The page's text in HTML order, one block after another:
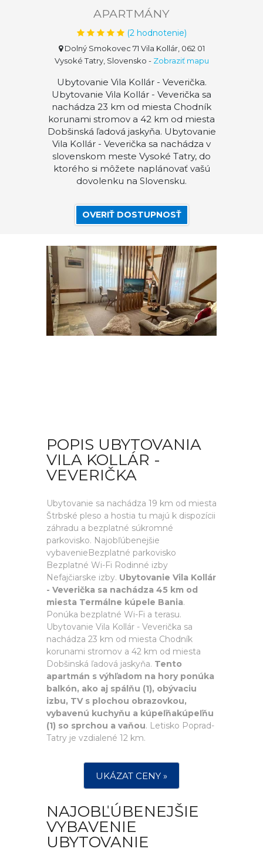
APARTMÁNY
(2hodnotenie)
Dolný Smokovec 71 Vila Kollár, 062 01
Vysoké Tatry, Slovensko - Zobraziť mapu
Ubytovanie Vila Kollár - Veverička.
Ubytovanie Vila Kollár - Veverička sa
nachádza 23 km od miesta Chodník
korunami stromov a 42 km od miesta
Dobšinská ľadová jaskyňa. Ubytovanie
Vila Kollár - Veverička sa nachádza v
slovenskom meste Vysoké Tatry, do
ktorého si môžete naplánovať vašú
dovolenku na Slovensku.
OVERIŤ DOSTUPNOSŤ
POPIS UBYTOVANIA
VILA KOLLÁR -
VEVERIČKA
Ubytovanie sa nachádza 19 km od miesta
Štrbské pleso a hostia tu majú k dispozícii
záhradu a bezplatné súkromné
parkovisko. Najobľúbenejšie
vybavenieBezplatné parkovisko
Bezplatné Wi-Fi Rodinné izby
Nefajčiarske izby. Ubytovanie Vila Kollár
- Veverička sa nachádza 45 km od
miesta Termálne kúpele Bania.
Ponúka bezplatné Wi-Fi a terasu.
Ubytovanie Vila Kollár - Veverička sa
nachádza 23 km od miesta Chodník
korunami stromov a 42 km od miesta
Dobšinská ľadová jaskyňa. Tento
apartmán s výhľadom na hory ponúka
balkón, ako aj spálňu (1), obývaciu
izbu, TV s plochou obrazovkou,
vybavenú kuchyňu a kúpeľňakúpeľňu
(1) so sprchou a vaňou. Letisko Poprad-
Tatry je vzdialené 12 km.
UKÁZAT CENY »
NAJOBĽÚBENEJŠIE
VYBAVENIE
UBYTOVANIE